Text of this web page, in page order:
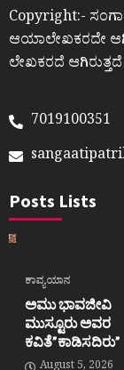
Copyright:-
ಆಯಾಲೇಖಕರದೇ
ಲೇಖಕರದೆ ಆಗಿರುತ್ತದೆ
7019100351
Posts Lists
ಕಾವ್ಯಯಾನ
ಅಮು ಭಾವಜೀವಿ
ಮುಸ್ಟೂರು ಅವರ
ಕವಿತೆ”ಕಾಡಿಸದಿರು”